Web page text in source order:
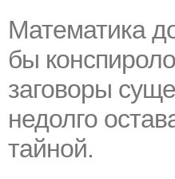
Математика
бы
заговоры
недолго
тайной.